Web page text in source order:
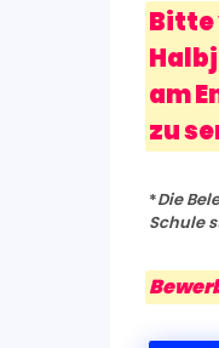
Bitte
am
zu
*Die
Schule